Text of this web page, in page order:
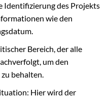
Identifizierung des Projekts
wie den
Bereich, der alle
um den
behalten.
Hier wird der